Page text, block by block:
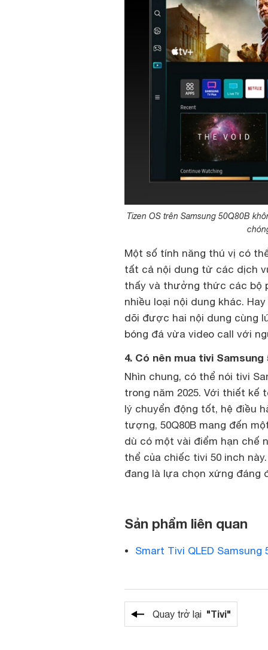
Tizen OS trên Samsung 50Q80B
Một số tính năng thú vị có
tất cả nội dung từ các dịch
thấy và thưởng thức các bộ
nhiều loại nội dung khác.
dõi được hai nội dung cùng
bóng đá vừa video call với
4. Có nên mua tivi Samsung
Nhìn chung, có thể nói tivi
trong năm 2025. Với thiết kế
lý chuyển động tốt, hệ điều
tượng, 50Q80B mang đến
dù có một vài điểm hạn chế
thể của chiếc tivi 50 inch
đang là lựa chọn xứng đáng
Sản phẩm liên quan
Smart Tivi QLED Samsung
Quay trở lại "Tivi"